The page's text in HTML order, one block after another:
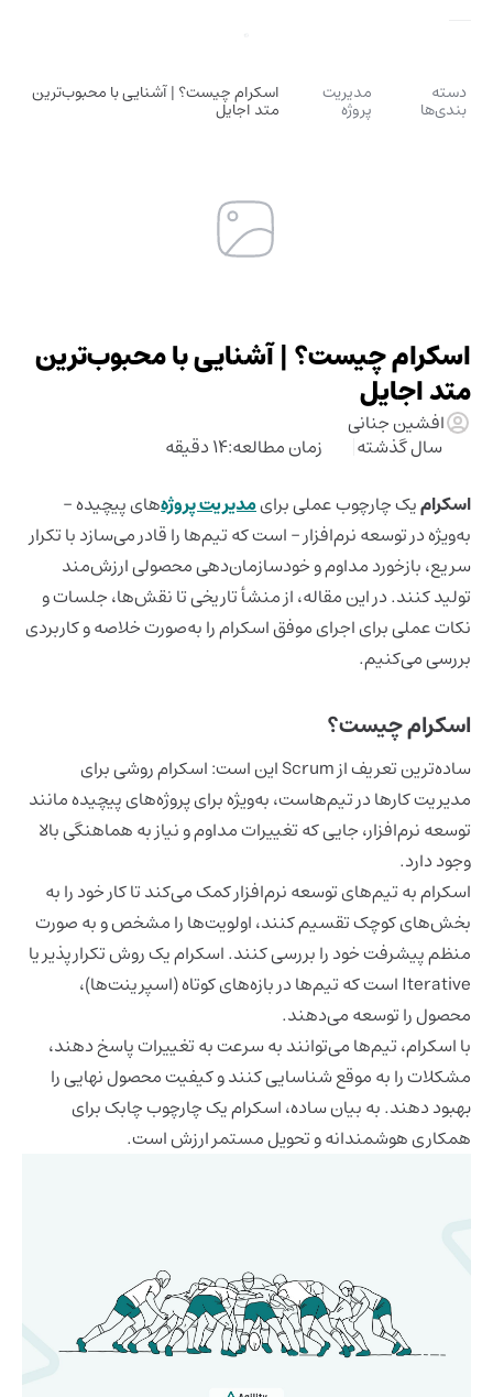
دسته
بندی‌ها
مدیریت
پروژه
اسکرام چیست؟ | آشنایی با محبوب‌ترین
متد اجایل
اسکرام چیست؟ | آشنایی با محبوب‌ترین
متد اجایل
افشین جنانی
سال گذشته زمان مطالعه:14 دقیقه
اسکرامیک چارچوب عملی برایمدیریت پروژه‌های پیچیده -
به‌ویژه در توسعه‌ نرم‌افزار - است که تیم‌ها را قادر می‌سازد با تکرار
سریع، بازخورد مداوم و خودسازمان‌دهی محصولی ارزش‌مند
تولید کنند. در این مقاله، از منشأ تاریخی تا نقش‌ها، جلسات و
نکات عملی برای اجرای موفق اسکرام را به‌صورت خلاصه و کاربردی
بررسی می‌کنیم.
اسکرام چیست؟
ساده‌ترین تعریف از Scrum این است: اسکرام روشی برای
مدیریت کارها در تیم‌هاست، به‌ویژه برای پروژه‌های پیچیده مانند
توسعه نرم‌افزار، جایی که تغییرات مداوم و نیاز به هماهنگی بالا
وجود دارد.
اسکرام به تیم‌های توسعه نرم‌افزار کمک می‌کند تا کار خود را به
بخش‌های کوچک تقسیم کنند، اولویت‌ها را مشخص و به صورت
منظم پیشرفت خود را بررسی کنند. اسکرام یک روش تکرارپذیر یا
Iterative است که تیم‌ها در بازه‌های کوتاه (اسپرینت‌ها)،
محصول را توسعه می‌دهند.
با اسکرام، تیم‌ها می‌توانند به سرعت به تغییرات پاسخ دهند،
مشکلات را به موقع شناسایی کنند و کیفیت محصول نهایی را
بهبود دهند. به بیان ساده، اسکرام یک چارچوب چابک برای
همکاری هوشمندانه و تحویل مستمر ارزش است.